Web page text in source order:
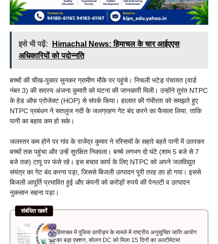
इसे भी पढ़ें:
Himachal News: हिमाचल के चार आईएएस
अधिकारियों को पदोन्नति
बच्चों की चीख-पुकार सुनकर ग्रामीण मौके पर पहुंचे। निचली भटेड़ पंचायत (वार्ड
नंबर 3) की सदस्य अंजना कुमारी को घटना की जानकारी मिली। उन्होंने तुरंत NTPC
के हेड ऑफ प्रोजेक्ट (HOP) से संपर्क किया। हालात की गंभीरता को समझते हुए
NTPC प्रबंधन ने सतलुज नदी के जलग्रहण गेट बंद करने का फैसला लिया, ताकि
पानी का बहाव कम हो सके।
जलस्तर कम होने पर गांव के राजेंद्र कुमार ने रस्सियों के सहारे बहते पानी में उतरकर
बच्चों तक पहुंचा और उन्हें सुरक्षित निकाला। बच्चे लगभग दो घंटे (शाम 5 बजे से 7
बजे तक) टापू पर फंसे रहे। इस बचाव कार्य के लिए NTPC को अपने जलविद्युत
संयंत्र का गेट बंद करना पड़ा, जिससे बिजली उत्पादन पूरी तरह ठप हो गया। इससे
बिजली आपूर्ति प्रभावित हुई और कंपनी को करोड़ों रुपये की पेनल्टी व उत्पादन
नुकसान सहना पड़ा।
संबंधित खबरें
हिमाचल में पुलिस उत्पीड़न के मामले में राष्ट्रीय अनुसूचित जाति आयोग
का बड़ा एक्शन, सोलन DC को मिला 15 दिनों का अल्टीमेटम!